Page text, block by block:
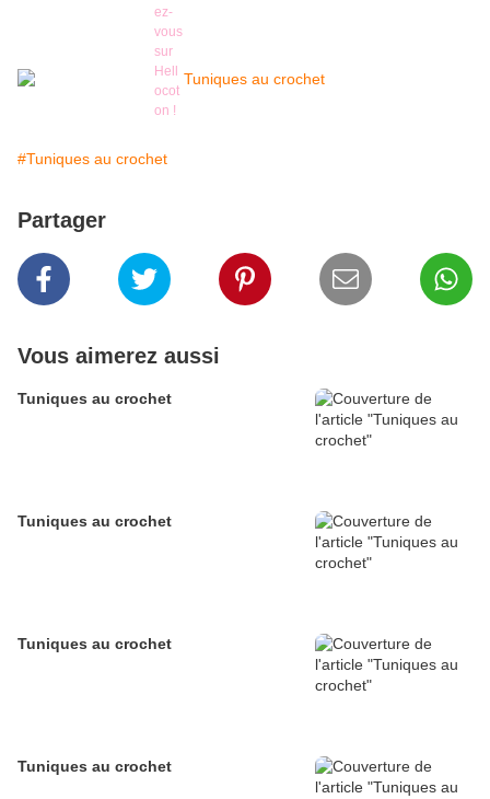
#Tuniques au crochet
Partager
Vous aimerez aussi
Tuniques au crochet
Tuniques au crochet
Tuniques au crochet
Tuniques au crochet